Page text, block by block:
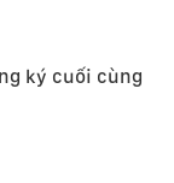
ký cuối cùng